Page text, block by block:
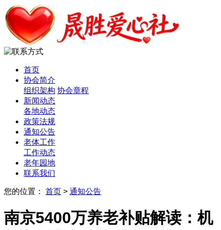
首页
协会简介
组织架构 协会章程
新闻动态
各地动态
政策法规
通知公告
老体工作
工作动态
老年园地
联系我们
您的位置： 首页 > 通知公告
南京5400万养老补贴解读：机